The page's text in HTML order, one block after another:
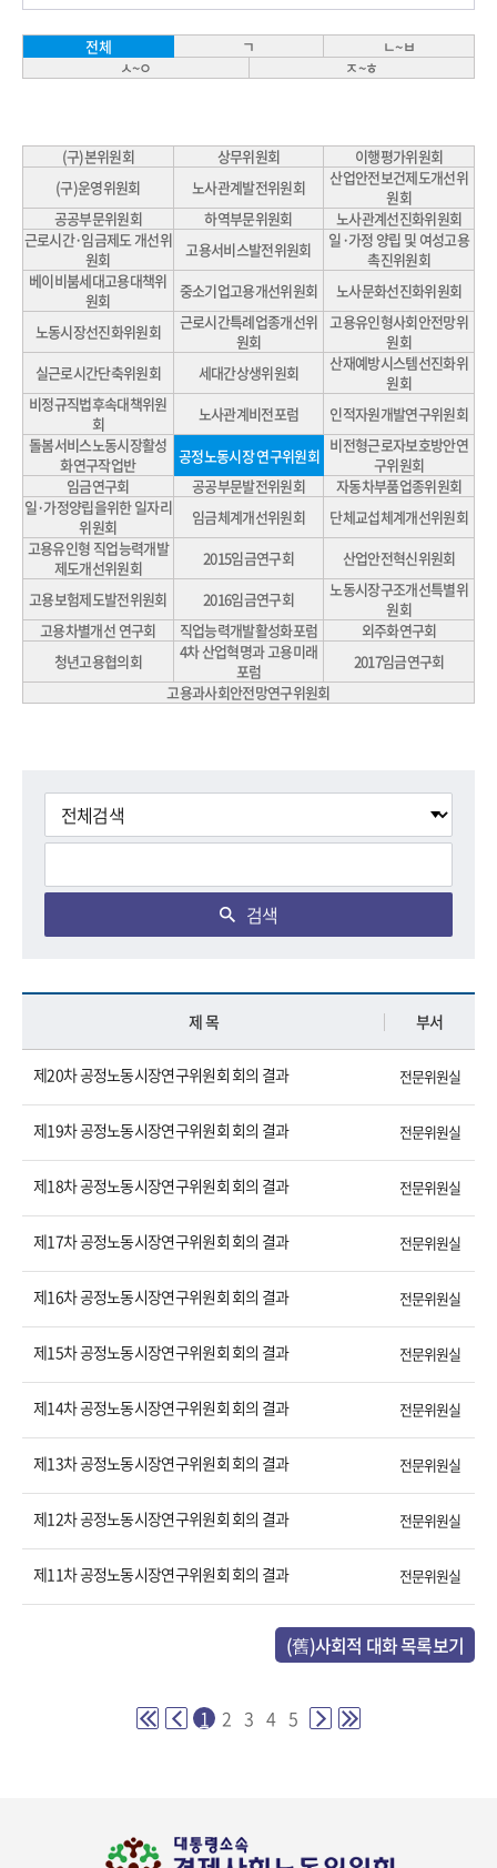
전체 ㄱ
ㄴ~ㅂ
ㅅ~ㅇ
ㅈ~ㅎ
(구)본위원회 상무위원회
이행평가위원회
(구)운영위원회
노사관계발전위원회
산업안전보건제도개선위
원회
공공부문위원회
하역부문위원회
노사관계선진화위원회
근로시간·임금제도 개선위
원회
고용서비스발전위원회
일·가정 양립 및 여성고용
촉진위원회
베이비붐세대고용대책위
원회
중소기업고용개선위원회
노사문화선진화위원회
노동시장선진화위원회
근로시간특례업종개선위
원회
고용유인형사회안전망위
원회
실근로시간단축위원회
세대간상생위원회
산재예방시스템선진화위
원회
비정규직법후속대책위원
회
노사관계비전포럼
인적자원개발연구위원회
돌봄서비스노동시장활성
화연구작업반
공정노동시장 연구위원회 비전형근로자보호방안연
구위원회
임금연구회
공공부문발전위원회
자동차부품업종위원회
일·가정양립을위한 일자리
위원회
임금체계개선위원회
단체교섭체계개선위원회
고용유인형 직업능력개발
제도개선위원회
2015임금연구회
산업안전혁신위원회
고용보험제도발전위원회
2016임금연구회
노동시장구조개선특별위
원회
고용차별개선 연구회
직업능력개발활성화포럼
외주화연구회
청년고용협의회
4차 산업혁명과 고용미래
포럼
2017임금연구회
고용과사회안전망연구위원회
검색
제 목 부서
제20차 공정노동시장연구위원회 회의 결과 전문위원실
제19차 공정노동시장연구위원회 회의 결과 전문위원실
제18차 공정노동시장연구위원회 회의 결과 전문위원실
제17차 공정노동시장연구위원회 회의 결과 전문위원실
제16차 공정노동시장연구위원회 회의 결과 전문위원실
제15차 공정노동시장연구위원회 회의 결과 전문위원실
제14차 공정노동시장연구위원회 회의 결과 전문위원실
제13차 공정노동시장연구위원회 회의 결과 전문위원실
제12차 공정노동시장연구위원회 회의 결과 전문위원실
제11차 공정노동시장연구위원회 회의 결과 전문위원실
(舊)사회적 대화 목록보기
1 2 3 4 5